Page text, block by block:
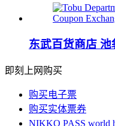
东武百货商店
即刻上网购买
购买电子票
购买实体票券
NIKKO PASS world